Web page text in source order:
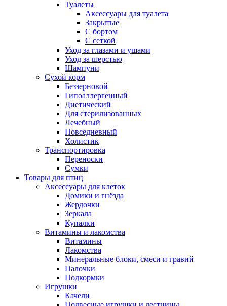
Туалеты
Аксессуары для туалета
Закрытые
С бортом
С сеткой
Уход за глазами и ушами
Уход за шерстью
Шампуни
Сухой корм
Беззерновой
Гипоаллергенный
Диетический
Для стерилизованных
Лечебный
Повседневный
Холистик
Транспортировка
Переноски
Сумки
Товары для птиц
Аксессуары для клеток
Домики и гнёзда
Жердочки
Зеркала
Купалки
Витамины и лакомства
Витамины
Лакомства
Минеральные блоки, смеси и гравий
Палочки
Подкормки
Игрушки
Качели